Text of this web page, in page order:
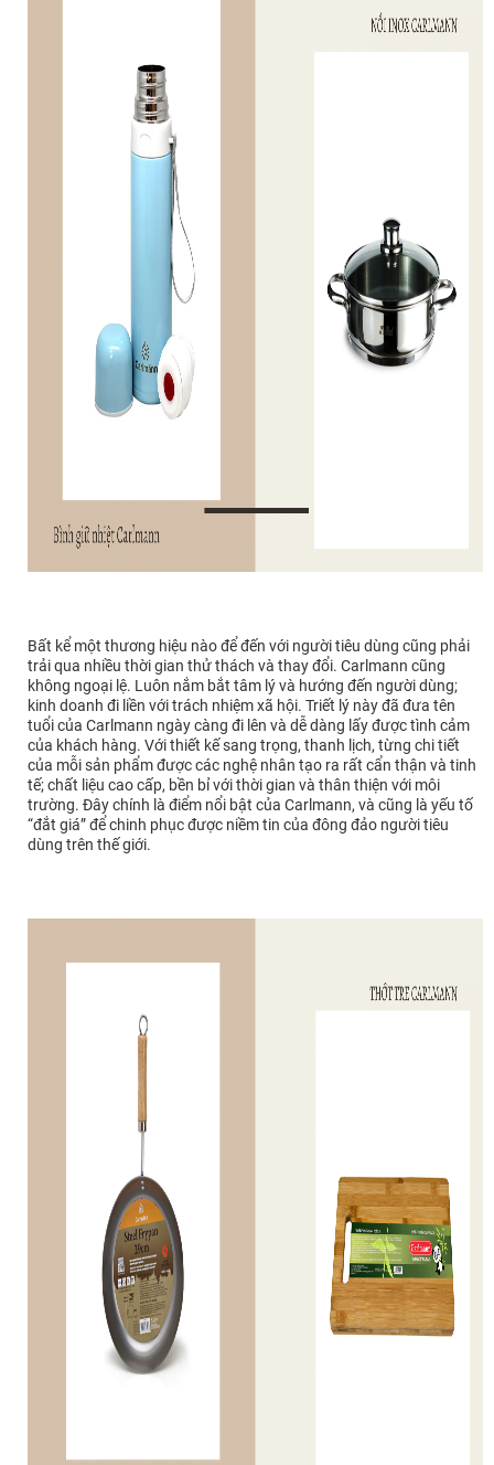
Bất kể một thương hiệu nào để đến với người tiêu dùng cũng phải
trải qua nhiều thời gian thử thách và thay đổi. Carlmann cũng
không ngoại lệ. Luôn nắm bắt tâm lý và hướng đến người dùng;
kinh doanh đi liền với trách nhiệm xã hội. Triết lý này đã đưa tên
tuổi của Carlmann ngày càng đi lên và dễ dàng lấy được tình cảm
của khách hàng. Với thiết kế sang trọng, thanh lịch, từng chi tiết
của mỗi sản phẩm được các nghệ nhân tạo ra rất cẩn thận và tinh
tế; chất liệu cao cấp, bền bỉ với thời gian và thân thiện với môi
trường. Đây chính là điểm nổi bật của Carlmann, và cũng là yếu tố
“đắt giá” để chinh phục được niềm tin của đông đảo người tiêu
dùng trên thế giới.